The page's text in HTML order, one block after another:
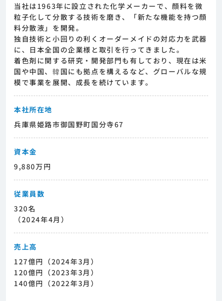
当社は1963年に設立された化学メーカーで、顔料を微
粒子化して分散する技術を磨き、「新たな機能を持つ顔
料分散液」を開発。
独自技術と小回りの利くオーダーメイドの対応力を武器
に、日本全国の企業様と取引を行ってきました。
着色剤に関する研究・開発部門も有しており、現在は米
国や中国、韓国にも拠点を構えるなど、グローバルな規
模で事業を展開、成長を続けています。
本社所在地
兵庫県姫路市御国野町国分寺67
資本金
9,880万円
従業員数
320名
（2024年4月）
売上高
127億円（2024年3月）
120億円（2023年3月）
140億円（2022年3月）